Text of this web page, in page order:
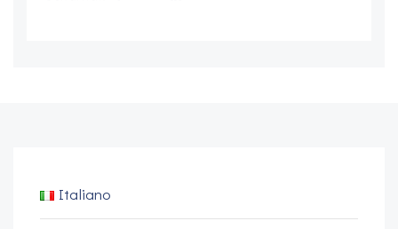
Italiano